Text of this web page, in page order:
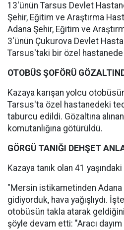
13'ünün Tarsus Devlet
Şehir, Eğitim ve Araştırma
Adana Şehir, Eğitim ve
3'ünün Çukurova Devlet
Tarsus'taki bir özel
OTOBÜS ŞOFÖRÜ
Kazaya karışan yolcu
Tarsus'ta özel hastanedeki
taburcu edildi. Gözaltına
komutanlığına götürüldü.
GÖRGÜ TANIĞI DEHŞET
Kazaya tanık olan 41
"Mersin istikametinden
gidiyorduk, hava yağışlıydı.
otobüsün takla atarak
şöyle devam etti: "Aracı